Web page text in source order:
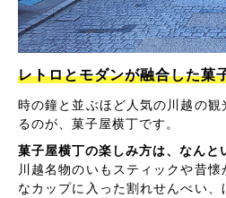
レトロとモダンが融合した菓
時の鐘と並ぶほど人気の川越の
るのが、菓子屋横丁です。
菓子屋横丁の楽しみ方は、なんと
川越名物のいもスティックや昔
なカップに入った割れせんべい